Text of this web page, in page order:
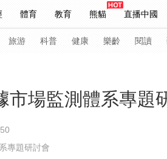
體育 教育 熊貓 直播中國
習式妙語 熱解讀 天天學習
主持人 下載央視影音
旅游 科普 健康 樂齡 閱讀
市場監測體系專題
專題研討會